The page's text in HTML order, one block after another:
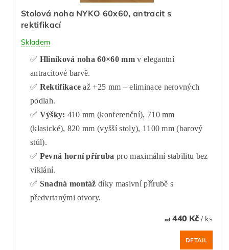
Stolová noha NYKO 60x60, antracit s
rektifikací
Skladem
✅ Hliníková noha 60×60 mmv elegantní
antracitové barvě.
✅ Rektifikace až +25 mm – eliminace nerovných
podlah.
✅ Výšky: 410 mm (konferenční), 710 mm
(klasické), 820 mm (vyšší stoly), 1100 mm (barový
stůl).
✅ Pevná horní příruba pro maximální stabilitu bez
viklání.
✅ Snadná montáž díky masivní přírubě s
předvrtanými otvory.
od440 Kč / ks
DETAIL